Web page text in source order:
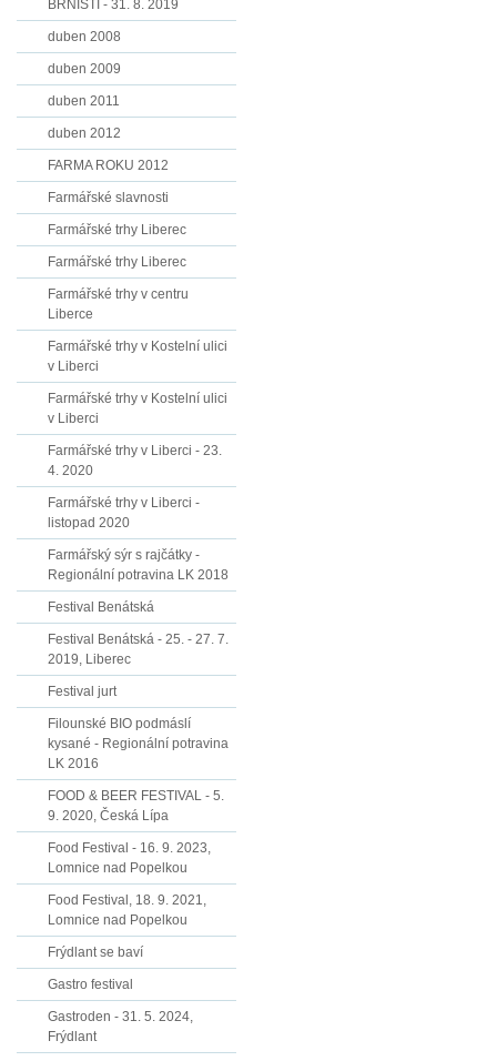
BRNIŠTI - 31. 8. 2019
duben 2008
duben 2009
duben 2011
duben 2012
FARMA ROKU 2012
Farmářské slavnosti
Farmářské trhy Liberec
Farmářské trhy Liberec
Farmářské trhy v centru
Liberce
Farmářské trhy v Kostelní ulici
v Liberci
Farmářské trhy v Kostelní ulici
v Liberci
Farmářské trhy v Liberci - 23.
4. 2020
Farmářské trhy v Liberci -
listopad 2020
Farmářský sýr s rajčátky -
Regionální potravina LK 2018
Festival Benátská
Festival Benátská - 25. - 27. 7.
2019, Liberec
Festival jurt
Filounské BIO podmáslí
kysané - Regionální potravina
LK 2016
FOOD & BEER FESTIVAL - 5.
9. 2020, Česká Lípa
Food Festival - 16. 9. 2023,
Lomnice nad Popelkou
Food Festival, 18. 9. 2021,
Lomnice nad Popelkou
Frýdlant se baví
Gastro festival
Gastroden - 31. 5. 2024,
Frýdlant